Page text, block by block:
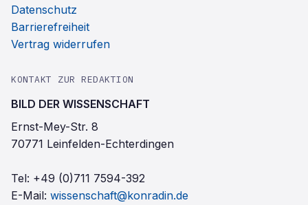
Datenschutz
Barrierefreiheit
Vertrag widerrufen
KONTAKT ZUR REDAKTION
BILD DER WISSENSCHAFT
Ernst-Mey-Str. 8
70771 Leinfelden-Echterdingen
Tel: +49 (0)711 7594-392
E-Mail: wissenschaft@konradin.de